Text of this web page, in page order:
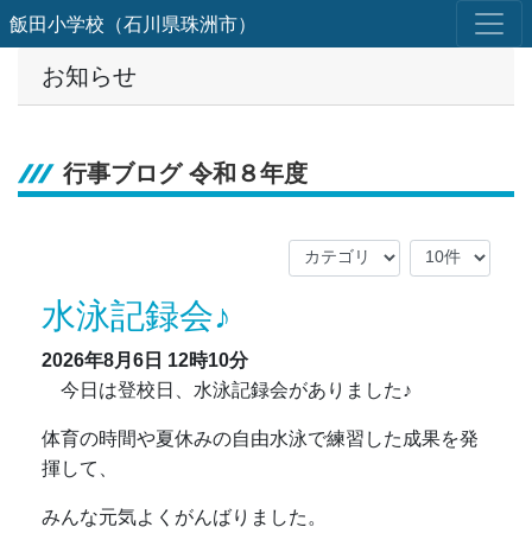
飯田小学校（石川県珠洲市）
お知らせ
行事ブログ 令和８年度
水泳記録会♪
2026年8月6日 12時10分
今日は登校日、水泳記録会がありました♪
体育の時間や夏休みの自由水泳で練習した成果を発
揮して、
みんな元気よくがんばりました。